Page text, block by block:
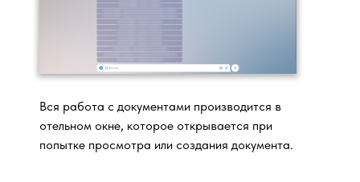
Вся работа с документами производится в
отельном окне, которое открывается при
попытке просмотра или создания документа.